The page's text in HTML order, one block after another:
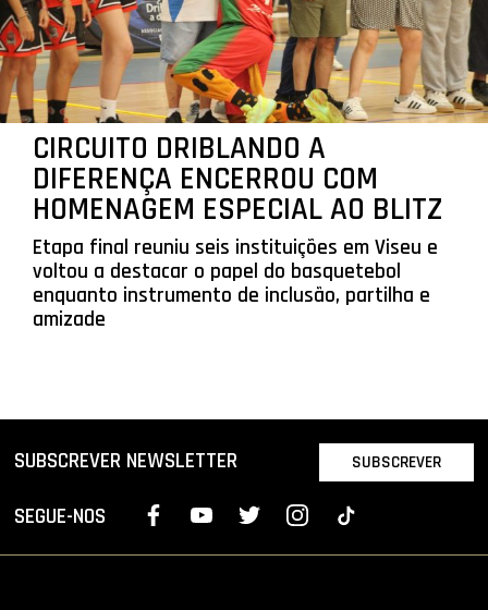
CIRCUITO DRIBLANDO A
DIFERENÇA ENCERROU COM
HOMENAGEM ESPECIAL AO BLITZ
Etapa final reuniu seis instituições em Viseu e
voltou a destacar o papel do basquetebol
enquanto instrumento de inclusão, partilha e
amizade
SUBSCREVER NEWSLETTER SUBSCREVER
SEGUE-NOS